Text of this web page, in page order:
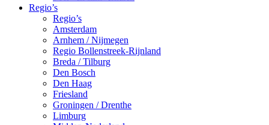
Regio’s
Regio’s
Amsterdam
Arnhem / Nijmegen
Regio Bollenstreek-Rijnland
Breda / Tilburg
Den Bosch
Den Haag
Friesland
Groningen / Drenthe
Limburg